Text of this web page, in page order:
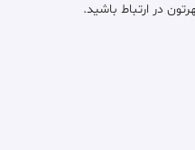
در ارتباط باشید.